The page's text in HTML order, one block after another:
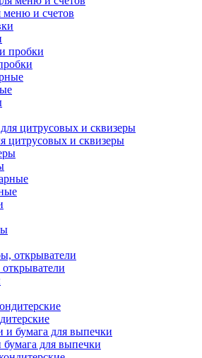
и счетов
цитрусовых и сквизеры
для выпечки